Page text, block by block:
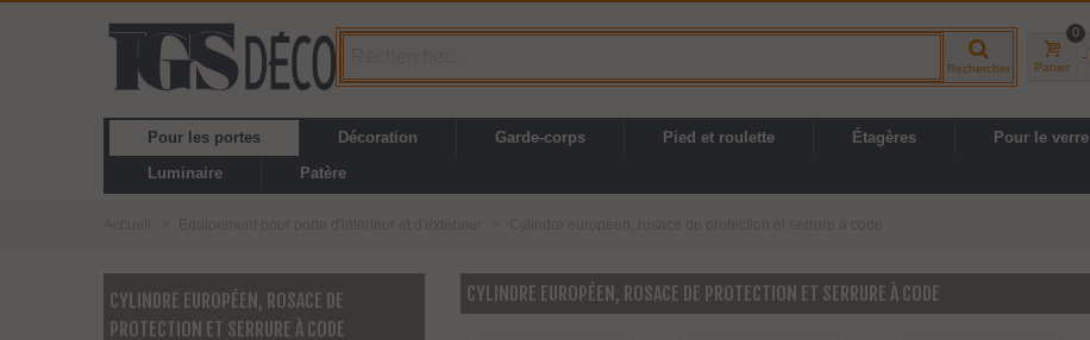
Rechercher Panier
0
-
Pour les portes Décoration Garde-corps Pied et roulette Étagères Pour le verre
Luminaire
Patère
CYLINDRE EUROPÉEN, ROSACE DE
PROTECTION ET SERRURE À CODE
CYLINDRE EUROPÉEN, ROSACE DE PROTECTION ET SERRURE À CODE